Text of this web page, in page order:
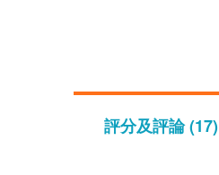
評分及評論 (17)